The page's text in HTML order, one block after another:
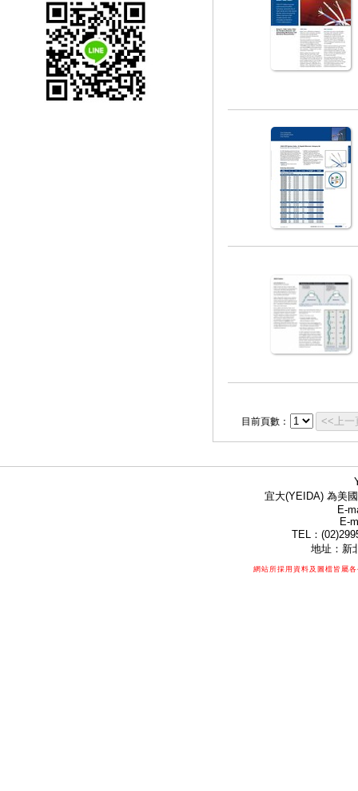
目前頁數： <<上一
宜大(YEIDA) 為美
E-
E-
TEL：
地址：新
網站所採用資料及圖檔皆屬